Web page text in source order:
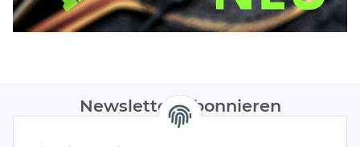
Newsletter Abonnieren
Bitte sendet mir entsprechend eurer